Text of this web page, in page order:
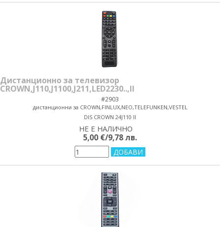
Дистанционно за телевизор
CROWN,J110,J1100,J211,LED2230..,II
#2903
дистанционни за CROWN,FINLUX,NEO,TELEFUNKEN,VESTEL
DIS CROWN 24J110 II
НЕ Е НАЛИЧНО
5,00 €/9,78 лв.